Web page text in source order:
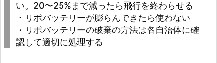
い。20〜25%まで減ったら飛行を終わらせる
・リポバッテリーが膨らんできたら使わない
・リポバッテリーの破棄の方法は各自治体に確
認して適切に処理する